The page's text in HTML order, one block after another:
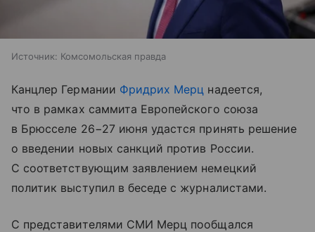
Источник: Комсомольская правда
Канцлер Германии Фридрих Мерц надеется,
что в рамках саммита Европейского союза
в Брюсселе 26−27 июня удастся принять решение
о введении новых санкций против России.
С соответствующим заявлением немецкий
политик выступил в беседе с журналистами.
С представителями СМИ Мерц пообщался